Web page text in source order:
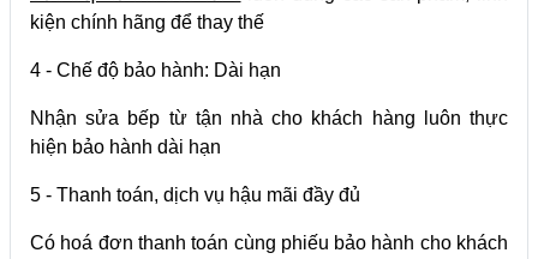
kiện chính hãng để thay thế
4 - Chế độ bảo hành: Dài hạn
Nhận sửa bếp từ tận nhà cho khách hàng luôn thực
hiện bảo hành dài hạn
5 - Thanh toán, dịch vụ hậu mãi đầy đủ
Có hoá đơn thanh toán cùng phiếu bảo hành cho khách